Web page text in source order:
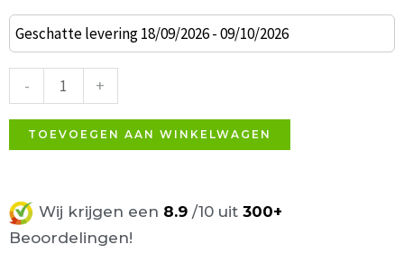
Geschatte levering 18/09/2026 - 09/10/2026
-
Tropisch
hardhouten
Tafelblad
70x70cm
Natuur
aantal
+
TOEVOEGEN AAN WINKELWAGEN
Wij krijgen een 8.9 /10 uit 300+
Beoordelingen!